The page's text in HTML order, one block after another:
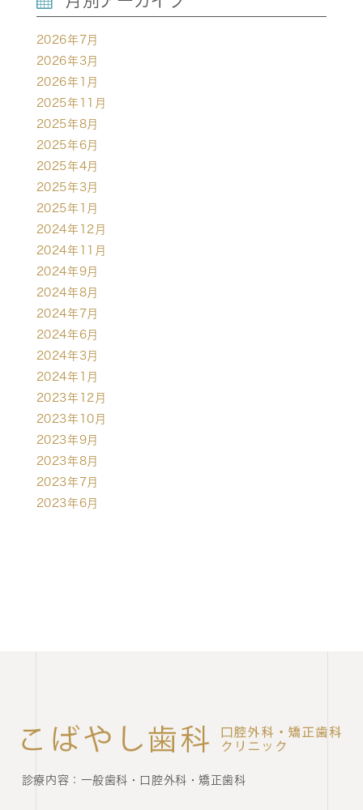
2026年7月
2026年3月
2026年1月
2025年11月
2025年8月
2025年6月
2025年4月
2025年3月
2025年1月
2024年12月
2024年11月
2024年9月
2024年8月
2024年7月
2024年6月
2024年3月
2024年1月
2023年12月
2023年10月
2023年9月
2023年8月
2023年7月
2023年6月
診療内容： 一般歯科・口腔外科・矯正歯科